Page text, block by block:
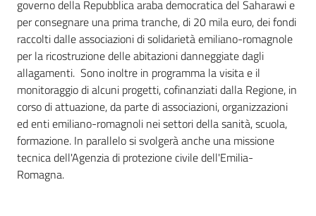
governo della Repubblica araba democratica del Saharawi e
per consegnare una prima tranche, di 20 mila euro, dei fondi
raccolti dalle associazioni di solidarietà emiliano-romagnole
per la ricostruzione delle abitazioni danneggiate dagli
allagamenti. Sono inoltre in programma la visita e il
monitoraggio di alcuni progetti, cofinanziati dalla Regione, in
corso di attuazione, da parte di associazioni, organizzazioni
ed enti emiliano-romagnoli nei settori della sanità, scuola,
formazione. In parallelo si svolgerà anche una missione
tecnica dell'Agenzia di protezione civile dell'Emilia-
Romagna.